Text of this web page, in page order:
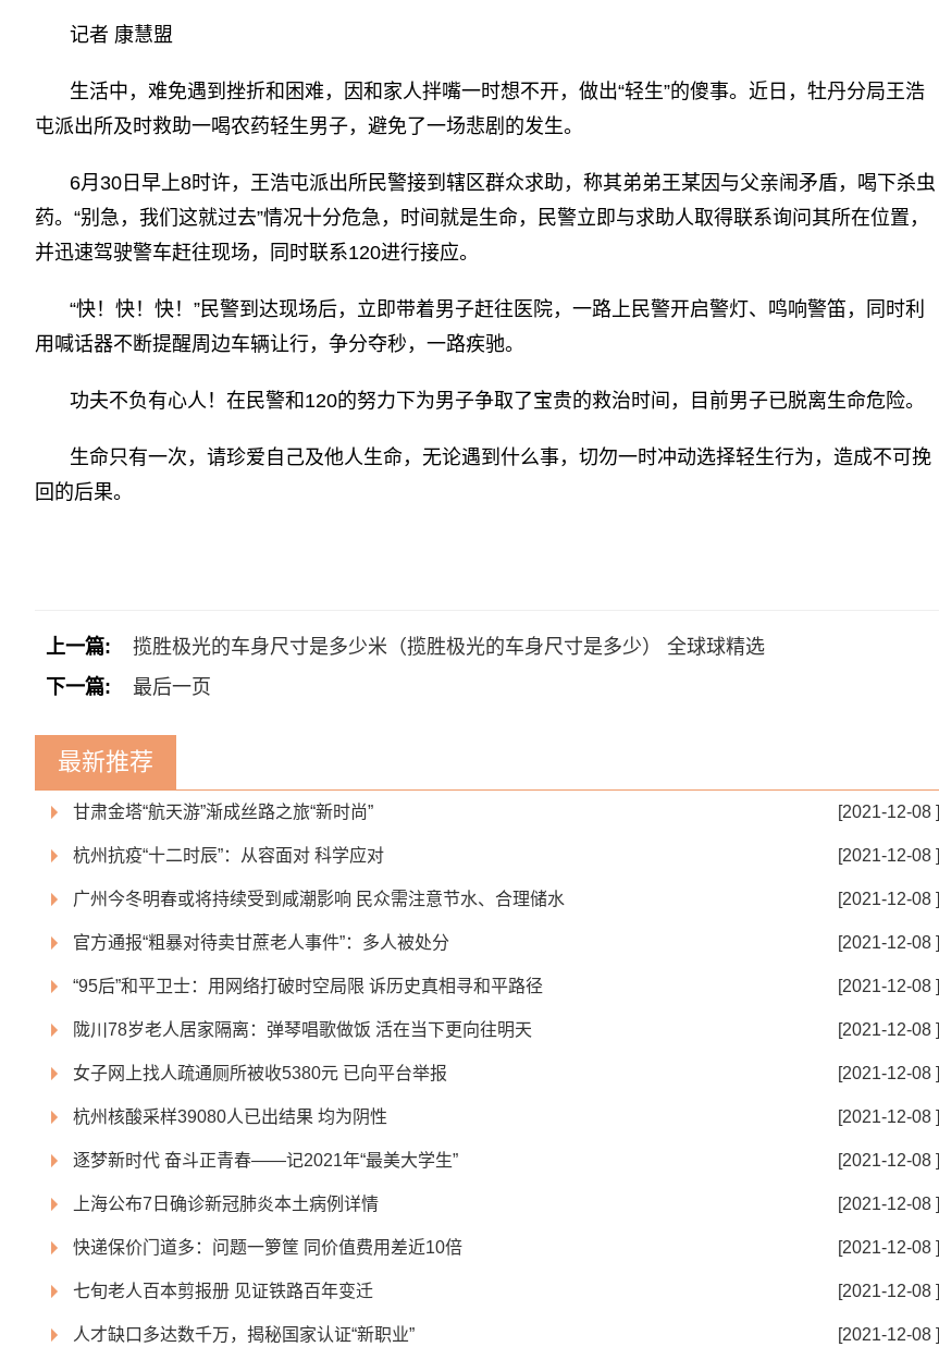
记者 康慧盟
生活中，难免遇到挫折和困难，因和家人拌嘴一时想不开，做出“轻生”的傻事。近日，牡丹分局王浩
屯派出所及时救助一喝农药轻生男子，避免了一场悲剧的发生。
6月30日早上8时许，王浩屯派出所民警接到辖区群众求助，称其弟弟王某因与父亲闹矛盾，喝下杀虫
药。“别急，我们这就过去”情况十分危急，时间就是生命，民警立即与求助人取得联系询问其所在位置，
并迅速驾驶警车赶往现场，同时联系120进行接应。
“快！快！快！”民警到达现场后，立即带着男子赶往医院，一路上民警开启警灯、鸣响警笛，同时利
用喊话器不断提醒周边车辆让行，争分夺秒，一路疾驰。
功夫不负有心人！在民警和120的努力下为男子争取了宝贵的救治时间，目前男子已脱离生命危险。
生命只有一次，请珍爱自己及他人生命，无论遇到什么事，切勿一时冲动选择轻生行为，造成不可挽
回的后果。
上一篇:
揽胜极光的车身尺寸是多少米（揽胜极光的车身尺寸是多少） 全球球精选
下一篇:
最后一页
最新推荐
甘肃金塔“航天游”渐成丝路之旅“新时尚” [2021-12-08 ]
杭州抗疫“十二时辰”：从容面对 科学应对 [2021-12-08 ]
广州今冬明春或将持续受到咸潮影响 民众需注意节水、合理储水 [2021-12-08 ]
官方通报“粗暴对待卖甘蔗老人事件”：多人被处分 [2021-12-08 ]
“95后”和平卫士：用网络打破时空局限 诉历史真相寻和平路径 [2021-12-08 ]
陇川78岁老人居家隔离：弹琴唱歌做饭 活在当下更向往明天 [2021-12-08 ]
女子网上找人疏通厕所被收5380元 已向平台举报 [2021-12-08 ]
杭州核酸采样39080人已出结果 均为阴性 [2021-12-08 ]
逐梦新时代 奋斗正青春——记2021年“最美大学生” [2021-12-08 ]
上海公布7日确诊新冠肺炎本土病例详情 [2021-12-08 ]
快递保价门道多：问题一箩筐 同价值费用差近10倍 [2021-12-08 ]
七旬老人百本剪报册 见证铁路百年变迁 [2021-12-08 ]
人才缺口多达数千万，揭秘国家认证“新职业” [2021-12-08 ]